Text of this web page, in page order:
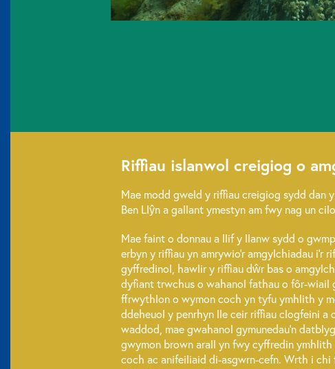
Riffiau islanwol creigiog o
Mae modd gweld y riffiau creigiog sydd dan
Ben Llŷn a gallant ymestyn am fwy nag un
Mae faint o donnau a llif y llanw sydd o
erbyn y riffiau yn amrywio’r amgylchiadau i’r
gyffredinol, hawlir y riffiau dŵr bas o
dyfiant trwchus o wahanol fathau o fôr-wiail
ffrwythlon o wymon coch yn tyfu ymhlith y
ddeheuol y penrhyn lle ceir riffiau clogfeini a
waddod, mae gwahanol gymunedau’n
gwymon brown arall yn fwy cyffredin
coch ac anifeiliaid di-asgwrn-cefn. Wrth i chi